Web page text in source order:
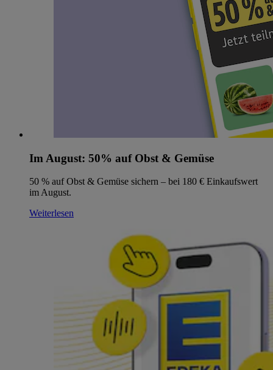
Im August: 50% auf Obst & Gemüse
50 % auf Obst & Gemüse sichern – bei 180 € Einkaufswert
im August.
Weiterlesen